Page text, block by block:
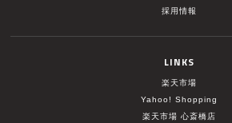
採用情報
LINKS
楽天市場
Yahoo! Shopping
楽天市場 心斎橋店